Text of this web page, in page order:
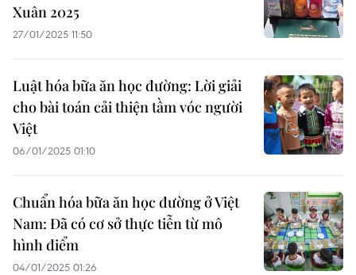
Xuân 2025
27/01/2025 11:50
Luật hóa bữa ăn học đường: Lời giải
cho bài toán cải thiện tầm vóc người
Việt
06/01/2025 01:10
Chuẩn hóa bữa ăn học đường ở Việt
Nam: Đã có cơ sở thực tiễn từ mô
hình điểm
04/01/2025 01:26